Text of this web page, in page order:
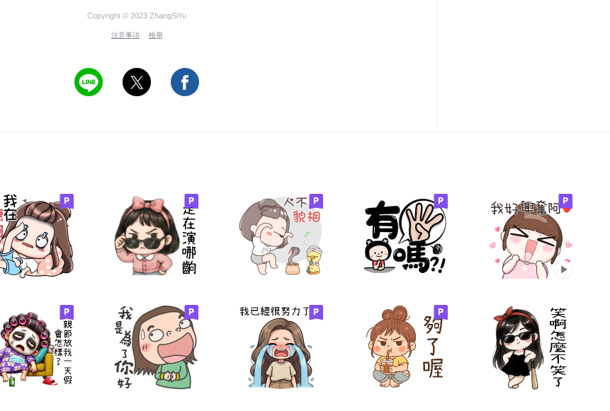
Copyright © 2023 ZhangSiYu
注意事項 檢舉